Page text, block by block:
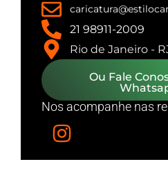
21 98911-2009
Rio de Janeiro -
Ou Fale
Nos acompanhe nas